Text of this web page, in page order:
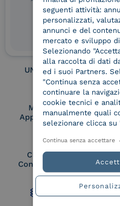
UNI EN ISO 9001
UNI EN ISO 27017
Membro Adobe
Approved Trust List
Cloud Signature
Consortium Member
seguenti attività:
personalizzati,
annunci e del
mercato e sviluppo
Selezionando
alla raccolta di dati
ed i suoi Partners.
"Continua senza
continuare la
cookie tecnici e
manualmente quali
selezionare clicca su
Continua senza accettare